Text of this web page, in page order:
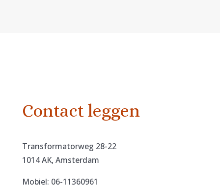
Contact leggen
Transformatorweg 28-22
1014 AK, Amsterdam
Mobiel: 06-11360961